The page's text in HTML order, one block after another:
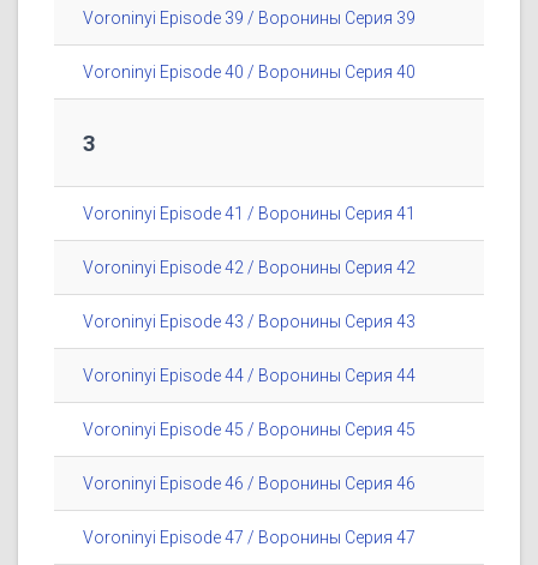
Voroninyi Episode 39 / Воронины Серия 39
Voroninyi Episode 40 / Воронины Серия 40
3
Voroninyi Episode 41 / Воронины Серия 41
Voroninyi Episode 42 / Воронины Серия 42
Voroninyi Episode 43 / Воронины Серия 43
Voroninyi Episode 44 / Воронины Серия 44
Voroninyi Episode 45 / Воронины Серия 45
Voroninyi Episode 46 / Воронины Серия 46
Voroninyi Episode 47 / Воронины Серия 47